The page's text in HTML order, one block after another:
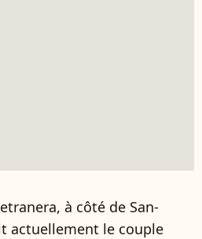
à côté de San-
actuellement le couple